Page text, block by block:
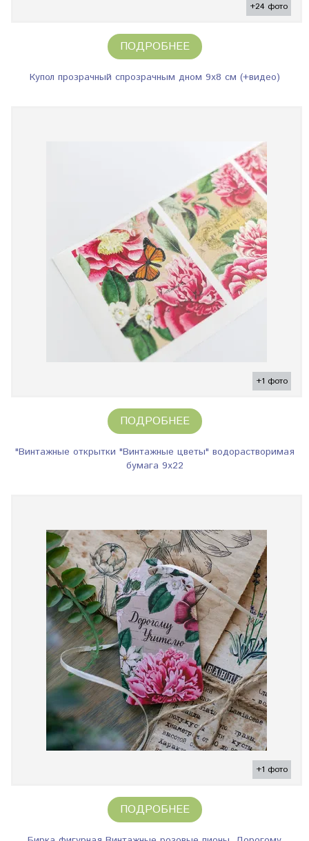
+24 фото
ПОДРОБНЕЕ
Купол прозрачный спрозрачным дном 9х8 см (+видео)
+1 фото
ПОДРОБНЕЕ
"Винтажные открытки "Винтажные цветы" водорастворимая
бумага 9х22
+1 фото
ПОДРОБНЕЕ